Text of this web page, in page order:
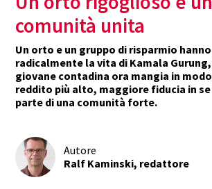
comunità unita
Un orto e un gruppo di risparmio
radicalmente la vita di Kamala Gurung,
giovane contadina ora mangia in
reddito più alto, maggiore fiducia in
parte di una comunità forte.
Autore
Ralf Kaminski, redattore